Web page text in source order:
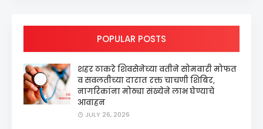
POPULAR POSTS
शहर ठाकरे शिवसेनेच्या वतीने सोमवारी मोफत
व सवलतीच्या दारात रक्त चाचणी शिबिर,
नागरिकांना मोठ्या संख्येने लाभ घेण्याचे
आवाहन
JULY 26, 2026